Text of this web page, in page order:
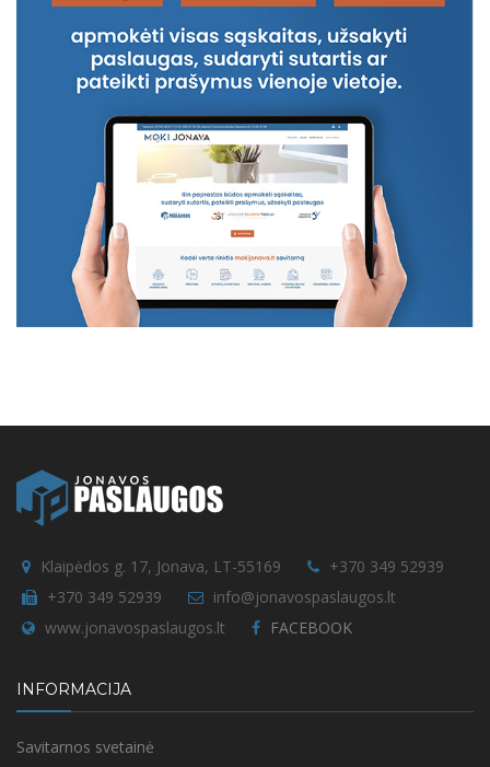
Klaipėdos g. 17, Jonava, LT-55169
+370 349 52939
+370 349 52939
info@jonavospaslaugos.lt
www.jonavospaslaugos.lt
FACEBOOK
INFORMACIJA
Savitarnos svetainė